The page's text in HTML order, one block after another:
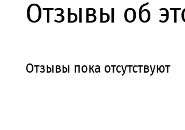
Отзывы об
Отзывы пока отсутствуют